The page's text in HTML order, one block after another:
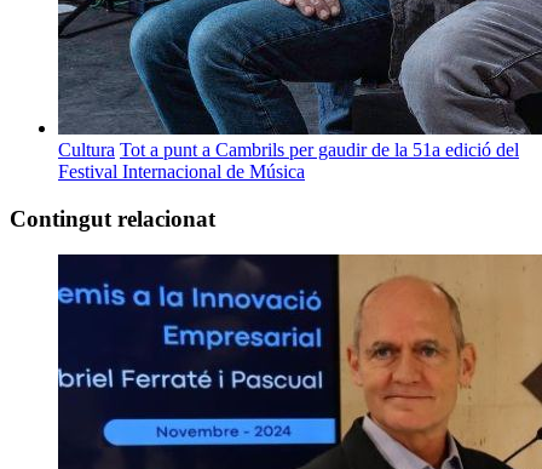
Cultura Tot a punt a Cambrils per gaudir de la 51a edició del
Festival Internacional de Música
Contingut relacionat